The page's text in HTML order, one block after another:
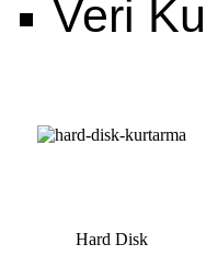
Veri
Hard Disk